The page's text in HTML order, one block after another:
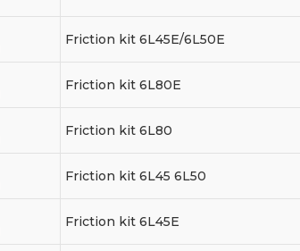
Friction kit 6L45E/6L50E
Friction kit 6L80E
Friction kit 6L80
Friction kit 6L45 6L50
Friction kit 6L45E